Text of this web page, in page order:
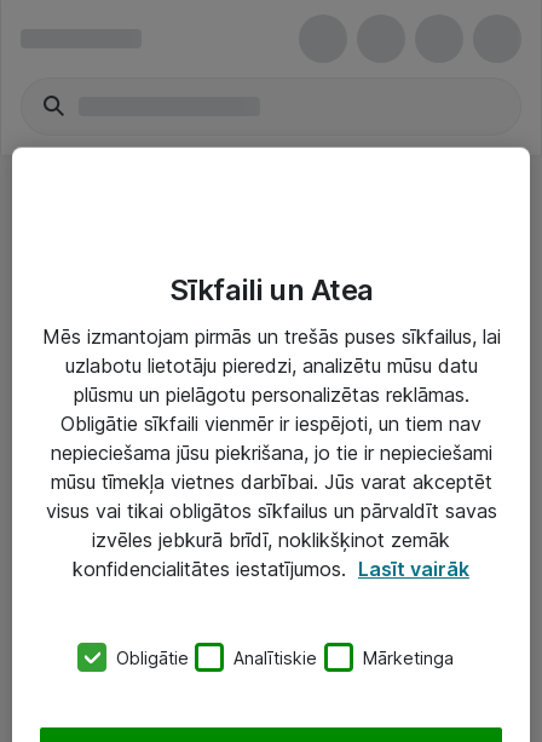
Risinājumi & Pakalpojumi
IT serviss un atbalsts
IT infrastruktūra
Darba vietu IT risinājumi
SIA „ATEA”
+(371) 67 81 90 50
Sīkfaili un Atea
Mēs izmantojam pirmās un trešās puses sīkfailus, lai
uzlabotu lietotāju pieredzi, analizētu mūsu datu
plūsmu un pielāgotu personalizētas reklāmas.
Obligātie sīkfaili vienmēr ir iespējoti, un tiem nav
nepieciešama jūsu piekrišana, jo tie ir nepieciešami
mūsu tīmekļa vietnes darbībai. Jūs varat akceptēt
visus vai tikai obligātos sīkfailus un pārvaldīt savas
izvēles jebkurā brīdī, noklikšķinot zemāk
konfidencialitātes iestatījumos. Lasīt vairāk
Obligātie Analītiskie Mārketinga